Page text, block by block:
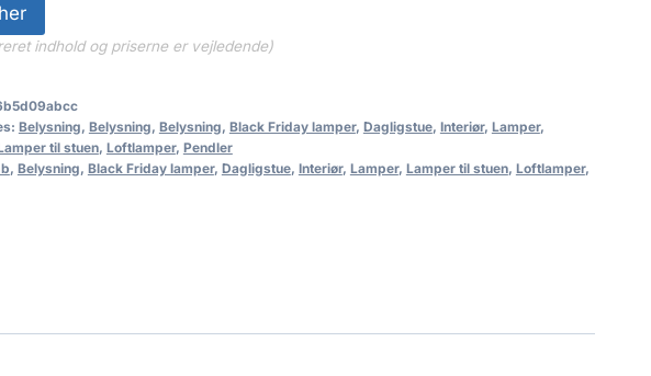
indhold og priserne er vejledende)
Belysning, Belysning, Belysning, Black Friday lamper, Dagligstue, Interiør, Lamper,
til stuen, Loftlamper, Pendler
, Belysning, Black Friday lamper, Dagligstue, Interiør, Lamper, Lamper til stuen, Loftlamper,